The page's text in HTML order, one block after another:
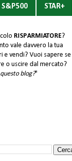
STAR+
RISPARMIATORE?
vale davvero la tua
e vendi? Vuoi sapere se
o uscire dal mercato?
blog?"